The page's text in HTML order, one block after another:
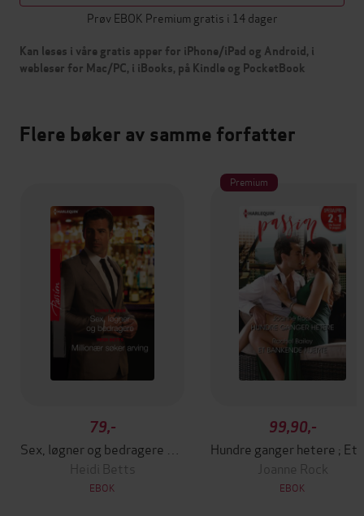
Prøv EBOK Premium gratis i 14 dager
Kan leses i våre gratis apper for iPhone/iPad og Android, i
webleser for Mac/PC, i iBooks, på Kindle og PocketBook
Flere bøker av samme forfatter
79,-
Heidi Betts
EBOK
Premium
99,90,-
Joanne Rock
EBOK